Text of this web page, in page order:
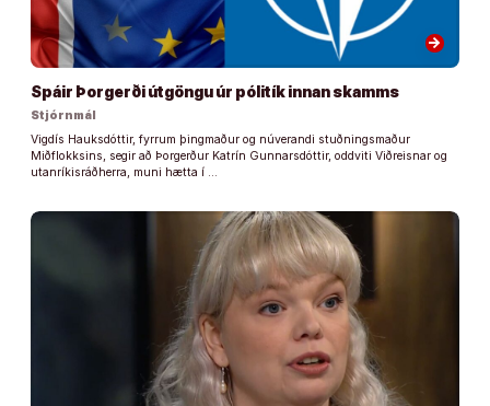
arrow_forward
Spáir Þorgerði útgöngu úr pólitík innan skamms
Stjórnmál
Vigdís Hauksdóttir, fyrrum þingmaður og núverandi stuðningsmaður
Miðflokksins, segir að Þorgerður Katrín Gunnarsdóttir, oddviti Viðreisnar og
utanríkisráðherra, muni hætta í …